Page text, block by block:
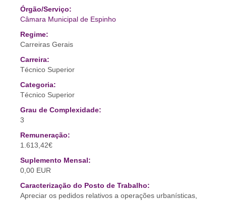
Órgão/Serviço:
Câmara Municipal de Espinho
Regime:
Carreiras Gerais
Carreira:
Técnico Superior
Categoria:
Técnico Superior
Grau de Complexidade:
3
Remuneração:
1.613,42€
Suplemento Mensal:
0,00 EUR
Caracterização do Posto de Trabalho:
Apreciar os pedidos relativos a operações urbanísticas,